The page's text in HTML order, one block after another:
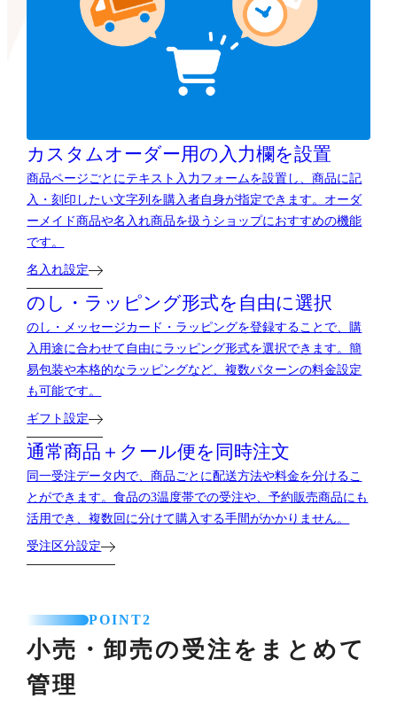
カスタムオーダー用の 入力欄を設置
商品ページごとにテキスト入力フォームを設置し、商品に記
入・刻印したい文字列を購入者自身が指定できます。オーダ
ーメイド商品や名入れ商品を扱うショップにおすすめの機能
です。
名入れ設定
のし・ラッピング形式を自由に選択
のし・メッセージカード・ラッピングを登録することで、購
入用途に合わせて自由にラッピング形式を選択できます。簡
易包装や本格的なラッピングなど、複数パターンの料金設定
も可能です。
ギフト設定
通常商品＋クール便を 同時注文
同一受注データ内で、商品ごとに配送方法や料金を分けるこ
とができます。食品の3温度帯での受注や、予約販売商品にも
活用でき、複数回に分けて購入する手間がかかりません。
受注区分設定
POINT2
小売・卸売の受注をまとめて
管理